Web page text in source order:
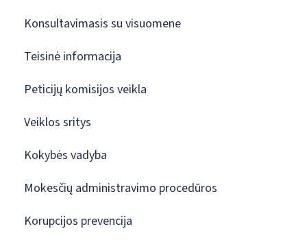
Konsultavimasis su visuomene
Teisinė informacija
Peticijų komisijos veikla
Veiklos sritys
Kokybės vadyba
Mokesčių administravimo procedūros
Korupcijos prevencija